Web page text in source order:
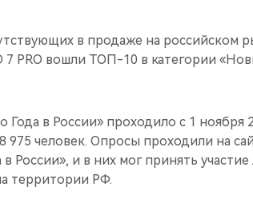
в продаже на российском
7 PRO вошли ТОП-10 в категории
в России» проходило с 1 ноября
975 человек. Опросы проходили на
и в них мог принять
территории РФ.